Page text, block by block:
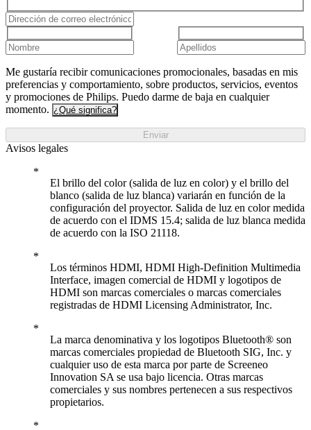
Me gustaría recibir comunicaciones promocionales, basadas en mis
preferencias y comportamiento, sobre productos, servicios, eventos
y promociones de Philips. Puedo darme de baja en cualquier
momento. ¿Qué significa?
Enviar
Avisos legales
El brillo del color (salida de luz en color) y el brillo del
blanco (salida de luz blanca) variarán en función de la
configuración del proyector. Salida de luz en color medida
de acuerdo con el IDMS 15.4; salida de luz blanca medida
de acuerdo con la ISO 21118.
Los términos HDMI, HDMI High-Definition Multimedia
Interface, imagen comercial de HDMI y logotipos de
HDMI son marcas comerciales o marcas comerciales
registradas de HDMI Licensing Administrator, Inc.
La marca denominativa y los logotipos Bluetooth® son
marcas comerciales propiedad de Bluetooth SIG, Inc. y
cualquier uso de esta marca por parte de Screeneo
Innovation SA se usa bajo licencia. Otras marcas
comerciales y sus nombres pertenecen a sus respectivos
propietarios.